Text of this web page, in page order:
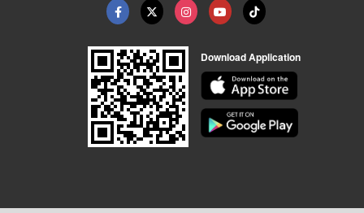
Download Application